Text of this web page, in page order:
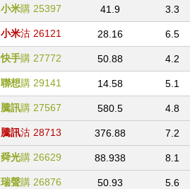
小米購 25397 41.9 3.3
小米沽 26121 28.16 6.5
快手購 27772 50.88 4.2
聯想購 29141 14.58 5.1
騰訊購 27567 580.5 4.8
騰訊沽 28713 376.88 7.2
舜光購 26629 88.938 8.1
瑞聲購 26876 50.93 5.6